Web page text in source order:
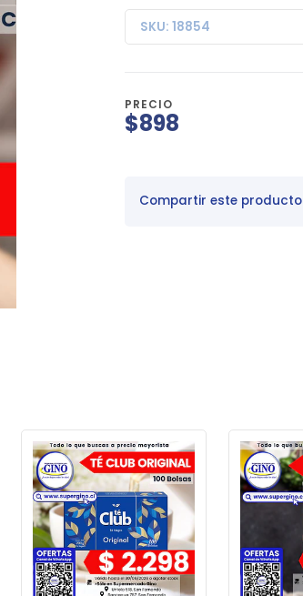
SKU: 18854
PRECIO
$898
Compartir este producto